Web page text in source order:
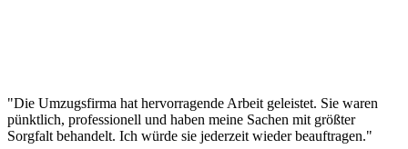
"Die Umzugsfirma hat hervorragende Arbeit geleistet. Sie waren
pünktlich, professionell und haben meine Sachen mit größter
Sorgfalt behandelt. Ich würde sie jederzeit wieder beauftragen."